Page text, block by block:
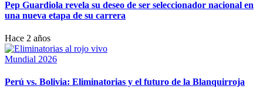
Pep Guardiola revela su deseo de ser seleccionador nacional en
una nueva etapa de su carrera
Hace 2 años
Mundial 2026
Perú vs. Bolivia: Eliminatorias y el futuro de la Blanquirroja